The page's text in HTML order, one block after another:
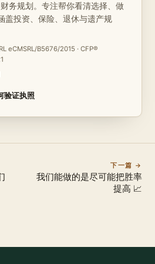
务规划。专注帮你看清选择、做
投资、保险、退休与遗产规
eCMSRL/B5676/2015 · CFP®
验证执照
下一篇 →
我们能做的是尽可能把胜率
提高 📈